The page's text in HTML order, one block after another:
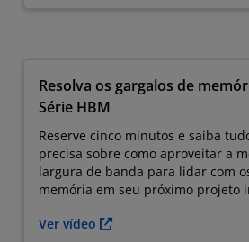
Resolva os gargalos de
Série HBM
Reserve cinco minutos e saiba
precisa sobre como aproveitar a
largura de banda para lidar com
memória em seu próximo projeto
Ver vídeo